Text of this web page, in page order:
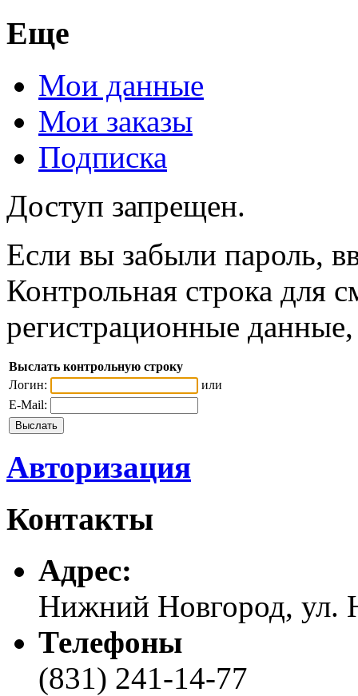
Еще
Мои данные
Мои заказы
Подписка
Доступ запрещен.
Если вы забыли пароль,
Контрольная строка для
регистрационные
Выслать контрольную строку
Логин:
или
E-Mail:
Авторизация
Контакты
Адреc:
Нижний Новгород, ул.
Телефоны
(831) 241-14-77